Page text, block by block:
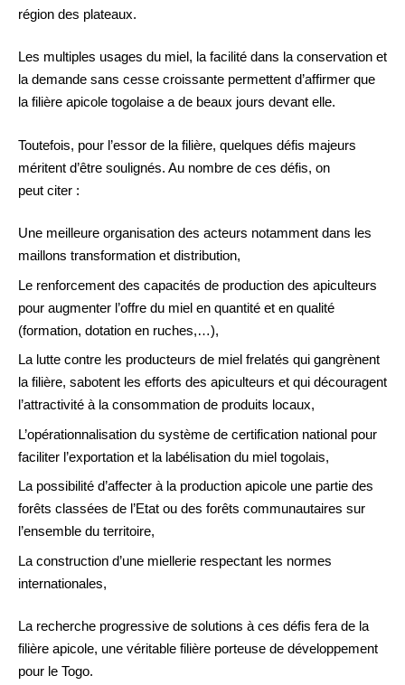
région des plateaux.
Les multiples usages du miel, la facilité dans la conservation et
la demande sans cesse croissante permettent d’affirmer que
la filière apicole togolaise a de beaux jours devant elle.
Toutefois, pour l’essor de la filière, quelques défis majeurs
méritent d’être soulignés. Au nombre de ces défis, on
peut citer :
Une meilleure organisation des acteurs notamment dans les
maillons transformation et distribution,
Le renforcement des capacités de production des apiculteurs
pour augmenter l’offre du miel en quantité et en qualité
(formation, dotation en ruches,…),
La lutte contre les producteurs de miel frelatés qui gangrènent
la filière, sabotent les efforts des apiculteurs et qui découragent
l’attractivité à la consommation de produits locaux,
L’opérationnalisation du système de certification national pour
faciliter l’exportation et la labélisation du miel togolais,
La possibilité d’affecter à la production apicole une partie des
forêts classées de l’Etat ou des forêts communautaires sur
l’ensemble du territoire,
La construction d’une miellerie respectant les normes
internationales,
La recherche progressive de solutions à ces défis fera de la
filière apicole, une véritable filière porteuse de développement
pour le Togo.